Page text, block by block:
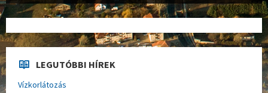
LEGUTÓBBI HÍREK
Vízkorlátozás